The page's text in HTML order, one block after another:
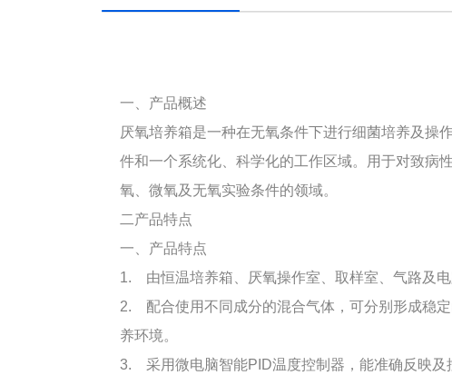
一、产品概述
厌氧培养箱是一种在无氧条件下进行细菌培养及操
件和一个系统化、科学化的工作区域。用于对致病
氧、微氧及无氧实验条件的领域。
二产品特点
一、产品特点
1. 由恒温培养箱、厌氧操作室、取样室、气路及
2. 配合使用不同成分的混合气体，可分别形成稳
养环境。
3. 采用微电脑智能PID温度控制器，能准确反映及